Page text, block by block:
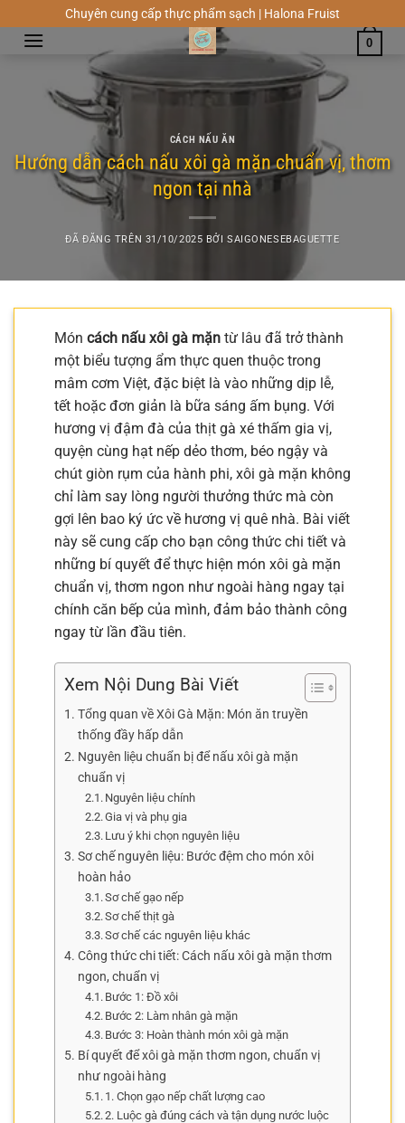
đến
Chuyên cung cấp thực phẩm sạch | Halona Fruist
0
CÁCH NẤU ĂN
Hướng dẫn cách nấu xôi gà mặn chuẩn vị, thơm
ngon tại nhà
ĐÃ ĐĂNG TRÊN 31/10/2025 BỞISAIGONESEBAGUETTE
Món cách nấu xôi gà mặn từ lâu đã trở thành
một biểu tượng ẩm thực quen thuộc trong
mâm cơm Việt, đặc biệt là vào những dịp lễ,
tết hoặc đơn giản là bữa sáng ấm bụng. Với
hương vị đậm đà của thịt gà xé thấm gia vị,
quyện cùng hạt nếp dẻo thơm, béo ngậy và
chút giòn rụm của hành phi, xôi gà mặn không
chỉ làm say lòng người thưởng thức mà còn
gợi lên bao ký ức về hương vị quê nhà. Bài viết
này sẽ cung cấp cho bạn công thức chi tiết và
những bí quyết để thực hiện món xôi gà mặn
chuẩn vị, thơm ngon như ngoài hàng ngay tại
chính căn bếp của mình, đảm bảo thành công
ngay từ lần đầu tiên.
Xem Nội Dung Bài Viết
Tổng quan về Xôi Gà Mặn: Món ăn truyền
thống đầy hấp dẫn
Nguyên liệu chuẩn bị để nấu xôi gà mặn
chuẩn vị
Nguyên liệu chính
Gia vị và phụ gia
Lưu ý khi chọn nguyên liệu
Sơ chế nguyên liệu: Bước đệm cho món xôi
hoàn hảo
Sơ chế gạo nếp
Sơ chế thịt gà
Sơ chế các nguyên liệu khác
Công thức chi tiết: Cách nấu xôi gà mặn thơm
ngon, chuẩn vị
Bước 1: Đồ xôi
Bước 2: Làm nhân gà mặn
Bước 3: Hoàn thành món xôi gà mặn
Bí quyết để xôi gà mặn thơm ngon, chuẩn vị
như ngoài hàng
1. Chọn gạo nếp chất lượng cao
2. Luộc gà đúng cách và tận dụng nước luộc